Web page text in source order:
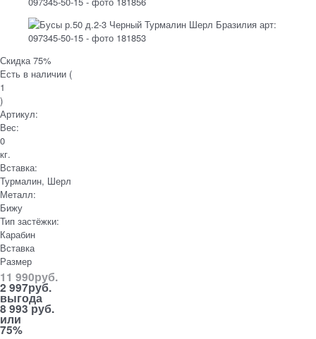
Скидка 75%
Есть в наличии (
1
)
Артикул:
Вес:
0
кг.
Вставка:
Турмалин, Шерл
Металл:
Бижу
Тип застёжки:
Карабин
Вставка
Размер
11 990руб.
2 997руб.
выгода
8 993 руб.
или
75%